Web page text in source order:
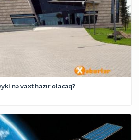
nə vaxt hazır olacaq?